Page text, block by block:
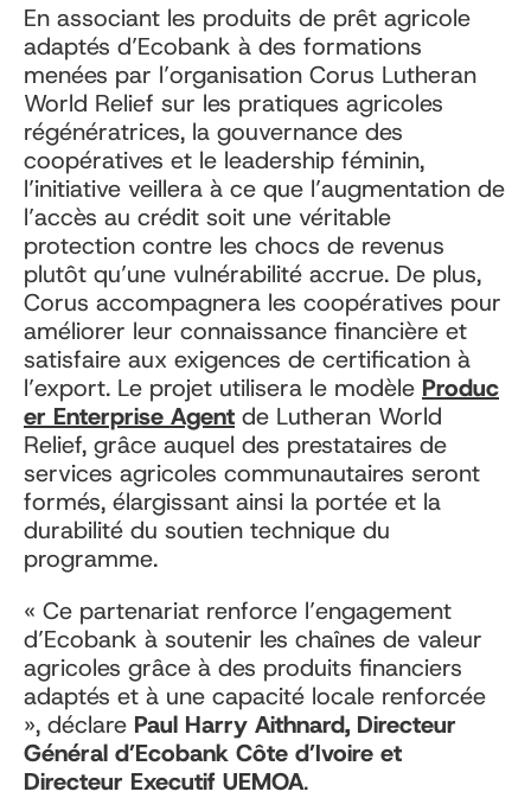
En associant les produits de prêt agricole
adaptés d’Ecobank à des formations
menées par l’organisation Corus Lutheran
World Relief sur les pratiques agricoles
régénératrices, la gouvernance des
coopératives et le leadership féminin,
l’initiative veillera à ce que l’augmentation de
l’accès au crédit soit une véritable
protection contre les chocs de revenus
plutôt qu’une vulnérabilité accrue. De plus,
Corus accompagnera les coopératives pour
améliorer leur connaissance financière et
satisfaire aux exigences de certification à
l’export. Le projet utilisera le modèle Produc
er Enterprise Agent de Lutheran World
Relief, grâce auquel des prestataires de
services agricoles communautaires seront
formés, élargissant ainsi la portée et la
durabilité du soutien technique du
programme.
« Ce partenariat renforce l’engagement
d’Ecobank à soutenir les chaînes de valeur
agricoles grâce à des produits financiers
adaptés et à une capacité locale renforcée
», déclare Paul Harry Aithnard, Directeur
Général d’Ecobank Côte d’Ivoire et
Directeur Executif UEMOA.